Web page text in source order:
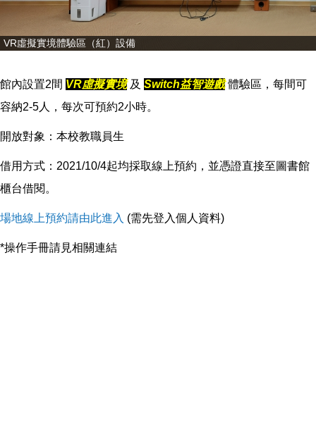
VR虛擬實境體驗區（紅）設備
館內設置2間 VR虛擬實境及 Switch益智遊戲體驗區，每間可
容納2-5人，每次可預約2小時。
開放對象：本校教職員生
借用方式：2021/10/4起均採取線上預約，並憑證直接至圖書館
櫃台借閱。
場地線上預約請由此進入 (需先登入個人資料)
*​​​​​操作手冊請見相關連結